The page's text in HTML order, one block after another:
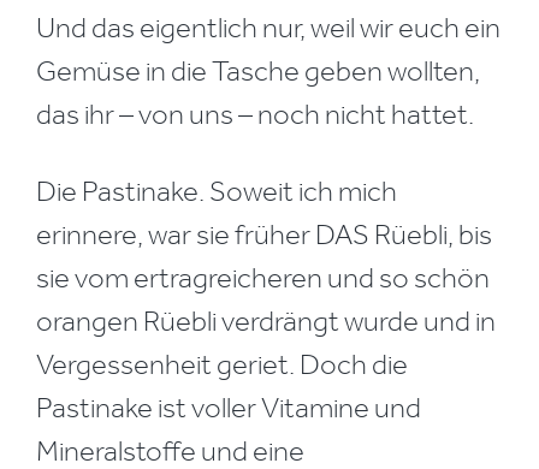
Und das eigentlich nur, weil wir euch ein
Gemüse in die Tasche geben wollten,
das ihr – von uns – noch nicht hattet.
Die Pastinake. Soweit ich mich
erinnere, war sie früher DAS Rüebli, bis
sie vom ertragreicheren und so schön
orangen Rüebli verdrängt wurde und in
Vergessenheit geriet. Doch die
Pastinake ist voller Vitamine und
Mineralstoffe und eine